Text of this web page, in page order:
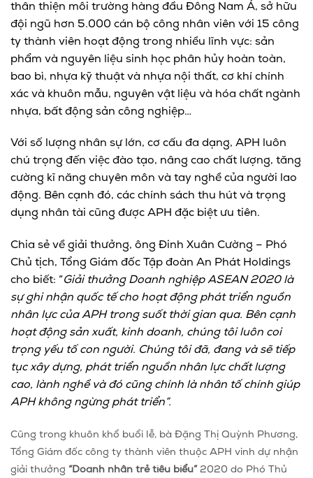
thân thiện môi trường hàng đầu Đông Nam Á, sở hữu
đội ngũ hơn 5.000 cán bộ công nhân viên với 15 công
ty thành viên hoạt động trong nhiều lĩnh vực: sản
phẩm và nguyên liệu sinh học phân hủy hoàn toàn,
bao bì, nhựa kỹ thuật và nhựa nội thất, cơ khí chính
xác và khuôn mẫu, nguyên vật liệu và hóa chất ngành
nhựa, bất động sản công nghiệp…
Với số lượng nhân sự lớn, cơ cấu đa dạng, APH luôn
chú trọng đến việc đào tạo, nâng cao chất lượng, tăng
cường kĩ năng chuyên môn và tay nghề của người lao
động. Bên cạnh đó, các chính sách thu hút và trọng
dụng nhân tài cũng được APH đặc biệt ưu tiên.
Chia sẻ về giải thưởng, ông Đinh Xuân Cường – Phó
Chủ tịch, Tổng Giám đốc Tập đoàn An Phát Holdings
cho biết: “Giải thưởng Doanh nghiệp ASEAN 2020 là
sự ghi nhận quốc tế cho hoạt động phát triển nguồn
nhân lực của APH trong suốt thời gian qua. Bên cạnh
hoạt động sản xuất, kinh doanh, chúng tôi luôn coi
trọng yếu tố con người. Chúng tôi đã, đang và sẽ tiếp
tục xây dựng, phát triển nguồn nhân lực chất lượng
cao, lành nghề và đó cũng chính là nhân tố chính giúp
APH không ngừng phát triển”.
Cũng trong khuôn khổ buổi lễ, bà Đặng Thị Quỳnh Phương,
Tổng Giám đốc công ty thành viên thuộc APH vinh dự nhận
giải thưởng “Doanh nhân trẻ tiêu biểu” 2020 do Phó Thủ